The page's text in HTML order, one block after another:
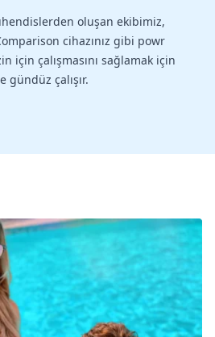
oluşan ekibimiz,
cihazınız gibi powr
için çalışmasını sağlamak için
gündüz çalışır.